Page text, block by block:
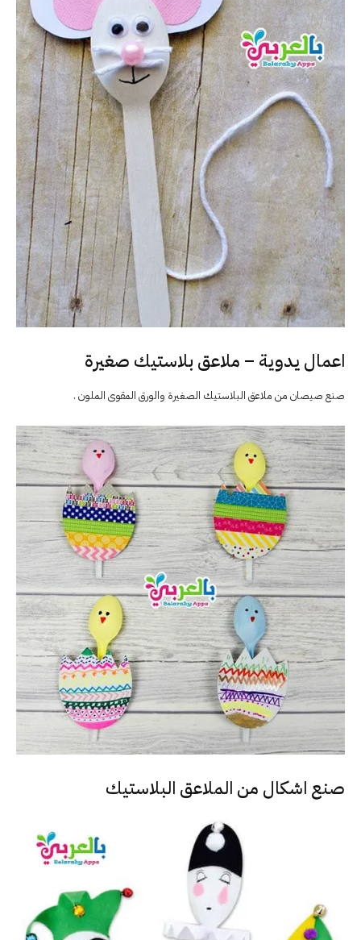
اعمال يدوية – ملاعق بلاستيك صغيرة
صنع صيصان من ملاعق البلاستيك الصغيرة والورق المقوى الملون .
صنع اشكال من الملاعق البلاستيك